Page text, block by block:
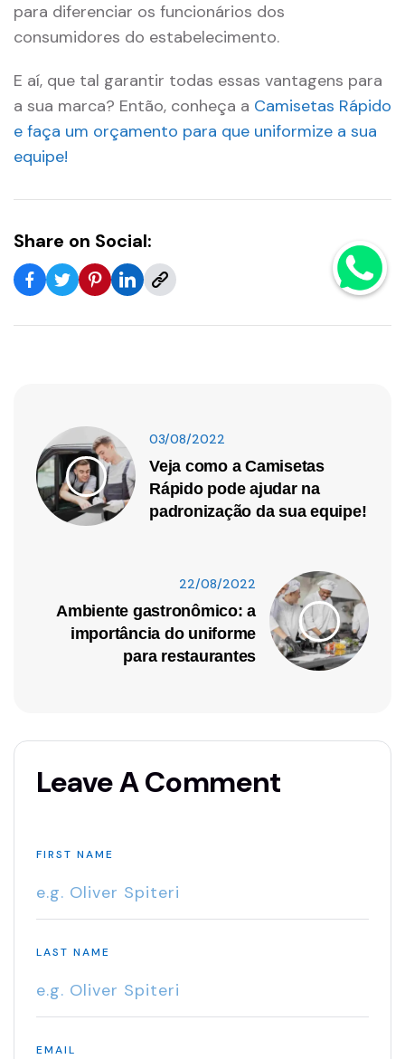
para diferenciar os funcionários dos
consumidores do estabelecimento.
E aí, que tal garantir todas essas vantagens para
a sua marca? Então, conheça a Camisetas Rápido
e faça um orçamento para que uniformize a sua
equipe!
Share on Social:
03/08/2022
Veja como a Camisetas
Rápido pode ajudar na
padronização da sua equipe!
22/08/2022
Ambiente gastronômico: a
importância do uniforme
para restaurantes
Leave A Comment
FIRST NAME
LAST NAME
EMAIL